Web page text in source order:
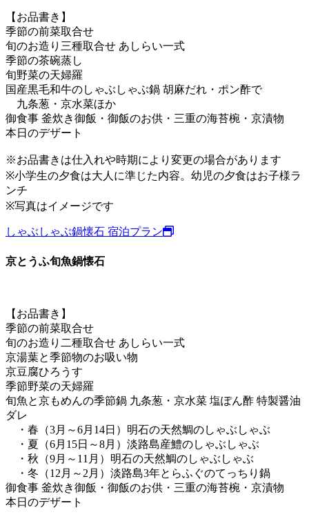
【お品書き】
季節の前菜取合せ
旬のお造り三種取合せ あしらい一式
季節の茶碗蒸し
旬野菜の天婦羅
国産黒毛和牛のしゃぶしゃぶ鍋 胡麻だれ・ポン酢で
九条葱・京水菜ほか
御食事 釜炊き御飯・御飯のお供・三重の海苔椀・京漬物
本日のデザート
※お品書きは仕入れや時期により変更の場合があります
※小学生の夕食は大人に準じた内容。幼児の夕食はお子様ラ
ンチ
※写真はイメージです
しゃぶしゃぶ鍋懐石 宿泊プラン
京とうふ旬魚鍋懐石
【お品書き】
季節の前菜取合せ
旬のお造り二種取合せ あしらい一式
京湯葉と季節物のお吸い物
京豆腐ひろうす
季節野菜の天婦羅
旬魚と京もめんの季節鍋 九条葱・京水菜 塩ぽん酢 特製醤油
ダレ
・春（3月～6月14日）明石の天然鯛のしゃぶしゃぶ
・夏（6月15日～8月）淡路島産鱧のしゃぶしゃぶ
・秋（9月～11月）明石の天然鯛のしゃぶしゃぶ
・冬（12月～2月）淡路島3年とらふぐのてっちり鍋
御食事 釜炊き御飯・御飯のお供・三重の海苔椀・京漬物
本日のデザート